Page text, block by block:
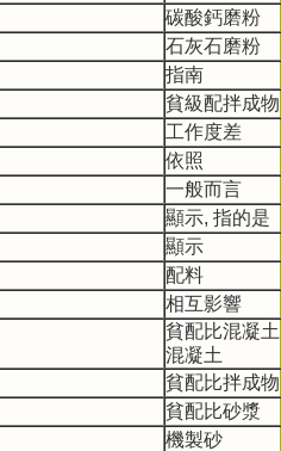
碳酸鈣磨粉
石灰石磨粉
指南
貧級配拌成物
工作度差
依照
一般而言
顯示, 指的是
顯示
配料
相互影響
貧配比混凝
混凝土
貧配比拌成物
貧配比砂漿
機製砂